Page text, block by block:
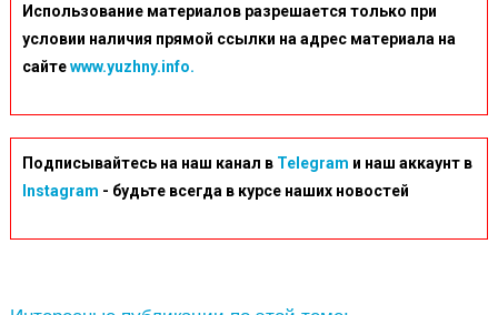
Использование материалов разрешается только при
условии наличия прямой ссылки на адрес материала на
сайтеwww.yuzhny.info.
Подписывайтесь на наш канал в Telegram и наш аккаунт в
Instagram - будьте всегда в курсе наших новостей